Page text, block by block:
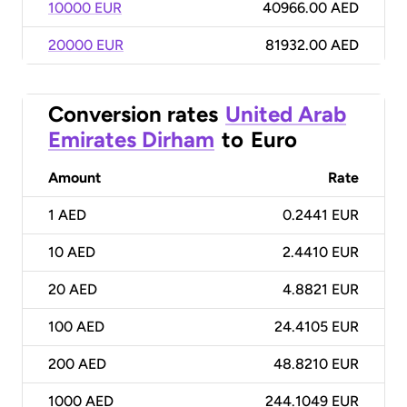
10000 EUR 40966.00 AED
20000 EUR 81932.00 AED
Conversion rates United Arab
Emirates Dirham to Euro
Amount Rate
1 AED 0.2441 EUR
10 AED 2.4410 EUR
20 AED 4.8821 EUR
100 AED 24.4105 EUR
200 AED 48.8210 EUR
1000 AED 244.1049 EUR